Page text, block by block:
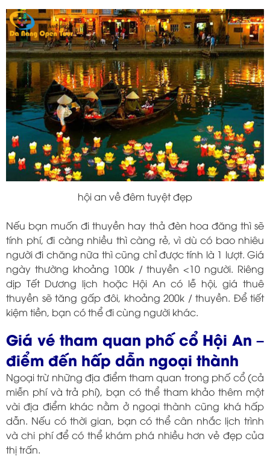
hội an về đêm tuyệt đẹp
Nếu bạn muốn đi thuyền hay thả đèn hoa đăng thì sẽ
tính phí, đi càng nhiều thì càng rẻ, vì dù có bao nhiêu
người đi chăng nữa thì cũng chỉ được tính là 1 lượt. Giá
ngày thường khoảng 100k / thuyền <10 người. Riêng
dịp Tết Dương lịch hoặc Hội An có lễ hội, giá thuê
thuyền sẽ tăng gấp đôi, khoảng 200k / thuyền. Để tiết
kiệm tiền, bạn có thể đi cùng người khác.
Giá vé tham quan phố cổ Hội An –
điểm đến hấp dẫn ngoại thành
Ngoại trừ những địa điểm tham quan trong phố cổ (cả
miễn phí và trả phí), bạn có thể tham khảo thêm một
vài địa điểm khác nằm ở ngoại thành cũng khá hấp
dẫn. Nếu có thời gian, bạn có thể cân nhắc lịch trình
và chi phí để có thể khám phá nhiều hơn vẻ đẹp của
thị trấn.